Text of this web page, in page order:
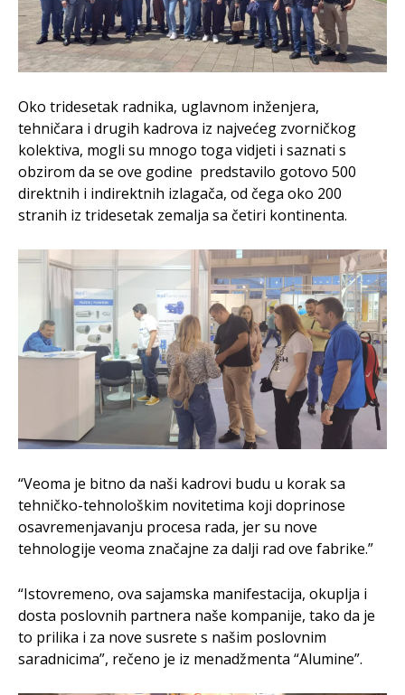
Oko tridesetak radnika, uglavnom inženjera,
tehničara i drugih kadrova iz najvećeg zvorničkog
kolektiva, mogli su mnogo toga vidjeti i saznati s
obzirom da se ove godine predstavilo gotovo 500
direktnih i indirektnih izlagača, od čega oko 200
stranih iz tridesetak zemalja sa četiri kontinenta.
“Veoma je bitno da naši kadrovi budu u korak sa
tehničko-tehnološkim novitetima koji doprinose
osavremenjavanju procesa rada, jer su nove
tehnologije veoma značajne za dalji rad ove fabrike.”
“Istovremeno, ova sajamska manifestacija, okuplja i
dosta poslovnih partnera naše kompanije, tako da je
to prilika i za nove susrete s našim poslovnim
saradnicima”, rečeno je iz menadžmenta “Alumine”.